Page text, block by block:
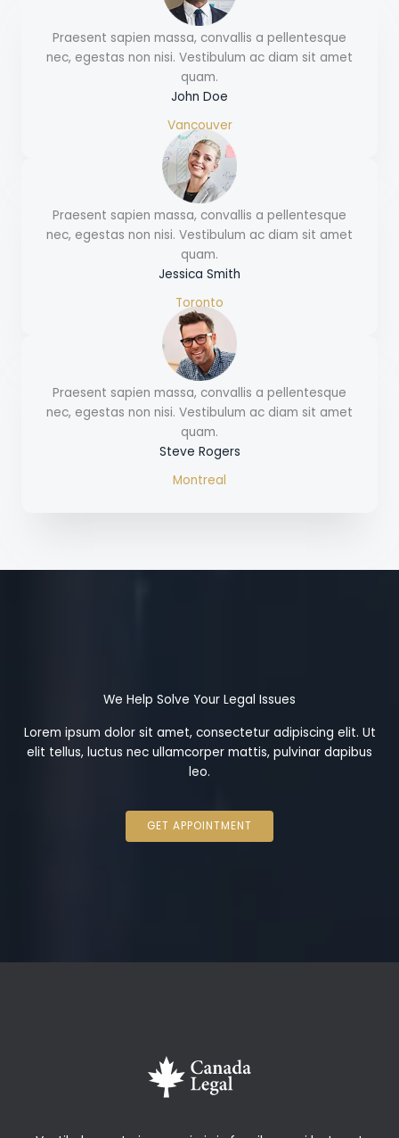
Praesent sapien massa, convallis a pellentesque
nec, egestas non nisi. Vestibulum ac diam sit amet
quam.
John Doe
Vancouver
Praesent sapien massa, convallis a pellentesque
nec, egestas non nisi. Vestibulum ac diam sit amet
quam.
Jessica Smith
Toronto
Praesent sapien massa, convallis a pellentesque
nec, egestas non nisi. Vestibulum ac diam sit amet
quam.
Steve Rogers
Montreal
We Help Solve Your Legal Issues
Lorem ipsum dolor sit amet, consectetur adipiscing elit. Ut
elit tellus, luctus nec ullamcorper mattis, pulvinar dapibus
leo.
GET APPOINTMENT